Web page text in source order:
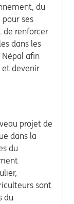
du
ses
de renforcer
dans les
afin
et devenir
projet de
dans la
du
sont
du